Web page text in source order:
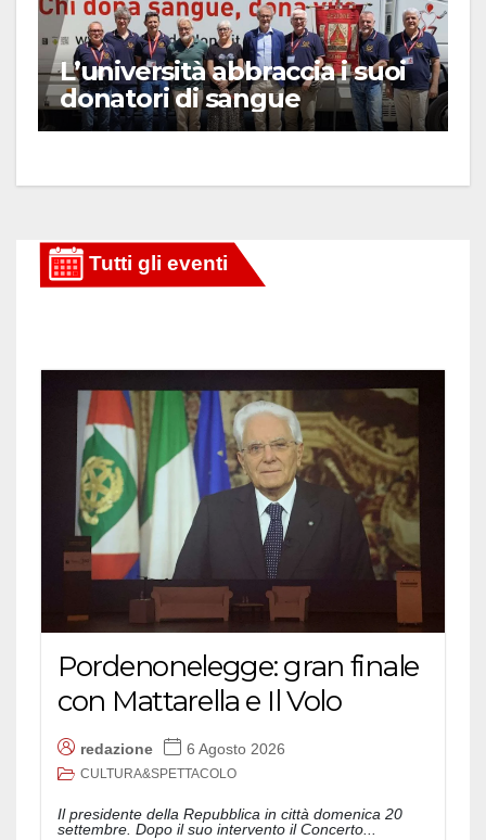
L’università abbraccia i suoi
donatori di sangue
Pordenonelegge: gran finale
con Mattarella e Il Volo
redazione 6 Agosto 2026
CULTURA&SPETTACOLO
Il presidente della Repubblica in città domenica 20
settembre. Dopo il suo intervento il Concerto...